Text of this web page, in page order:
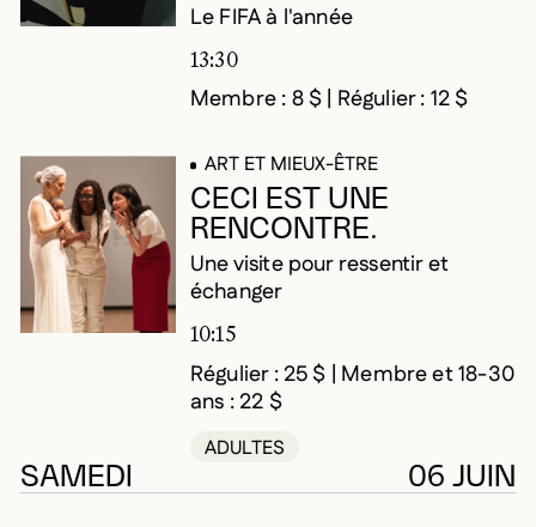
Le FIFA à l'année
13:30
Membre : 8 $ | Régulier : 12 $
ART ET MIEUX-ÊTRE
CECI EST UNE
RENCONTRE.
Une visite pour ressentir et
échanger
10:15
Régulier : 25 $ | Membre et 18-30
ans : 22 $
ADULTES
SAMEDI 06 JUIN